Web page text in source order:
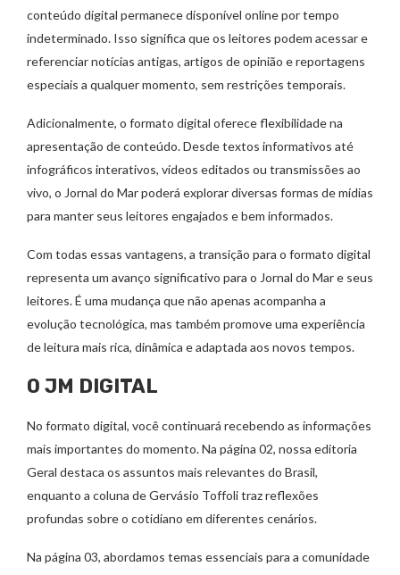
conteúdo digital permanece disponível online por tempo
indeterminado. Isso significa que os leitores podem acessar e
referenciar notícias antigas, artigos de opinião e reportagens
especiais a qualquer momento, sem restrições temporais.
Adicionalmente, o formato digital oferece flexibilidade na
apresentação de conteúdo. Desde textos informativos até
infográficos interativos, vídeos editados ou transmissões ao
vivo, o Jornal do Mar poderá explorar diversas formas de mídias
para manter seus leitores engajados e bem informados.
Com todas essas vantagens, a transição para o formato digital
representa um avanço significativo para o Jornal do Mar e seus
leitores. É uma mudança que não apenas acompanha a
evolução tecnológica, mas também promove uma experiência
de leitura mais rica, dinâmica e adaptada aos novos tempos.
O JM DIGITAL
No formato digital, você continuará recebendo as informações
mais importantes do momento. Na página 02, nossa editoria
Geral destaca os assuntos mais relevantes do Brasil,
enquanto a coluna de Gervásio Toffoli traz reflexões
profundas sobre o cotidiano em diferentes cenários.
Na página 03, abordamos temas essenciais para a comunidade